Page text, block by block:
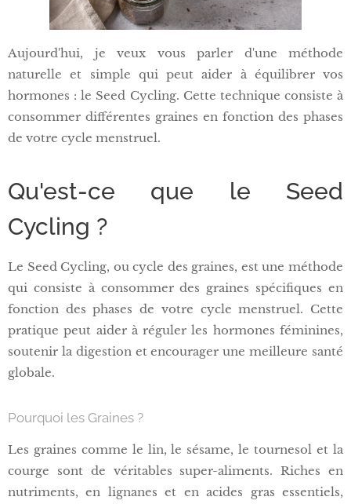
Aujourd'hui, je veux vous parler d'une méthode
naturelle et simple qui peut aider à équilibrer vos
hormones : le Seed Cycling. Cette technique consiste à
consommer différentes graines en fonction des phases
de votre cycle menstruel.
Qu'est-ce que le Seed
Cycling ?
Le Seed Cycling, ou cycle des graines, est une méthode
qui consiste à consommer des graines spécifiques en
fonction des phases de votre cycle menstruel. Cette
pratique peut aider à réguler les hormones féminines,
soutenir la digestion et encourager une meilleure santé
globale.
Pourquoi les Graines ?
Les graines comme le lin, le sésame, le tournesol et la
courge sont de véritables super-aliments. Riches en
nutriments, en lignanes et en acides gras essentiels,